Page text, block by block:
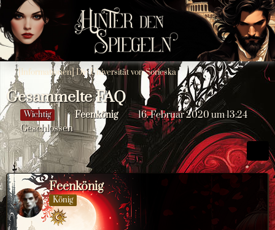
[Informationen] Die Universität von Sorieska
Gesammelte FAQ
Wichtig Feenkönig
16. Februar 2020 um 13:24
Geschlossen
Feenkönig
König